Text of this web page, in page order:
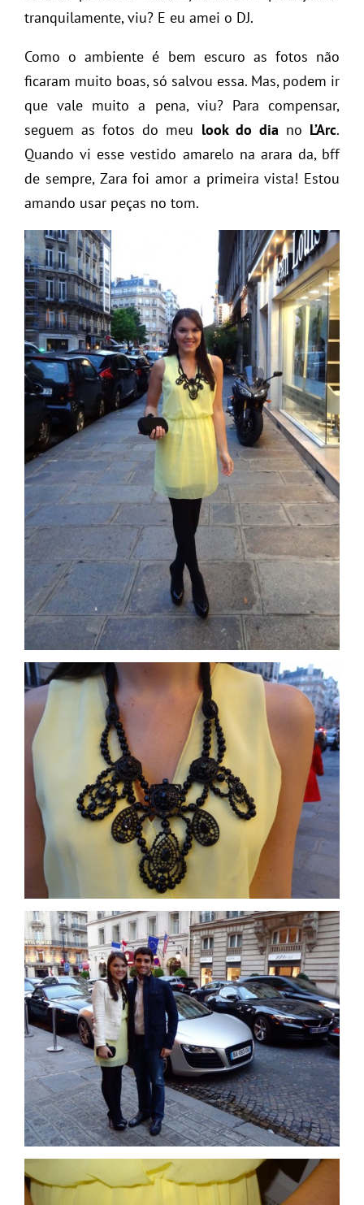
tranquilamente, viu? E eu amei o DJ.
Como o ambiente é bem escuro as fotos não
ficaram muito boas, só salvou essa. Mas, podem ir
que vale muito a pena, viu? Para compensar,
seguem as fotos do meu look do dia no L’Arc.
Quando vi esse vestido amarelo na arara da, bff
de sempre, Zara foi amor a primeira vista! Estou
amando usar peças no tom.